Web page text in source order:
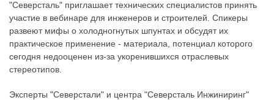
"Северсталь" приглашает технических специалистов принять
участие в вебинаре для инженеров и строителей. Спикеры
развеют мифы о холодногнутых шпунтах и обсудят их
практическое применение - материала, потенциал которого
сегодня недооценен из-за укоренившихся отраслевых
стереотипов.
Эксперты "Северстали" и центра "Северсталь Инжиниринг"